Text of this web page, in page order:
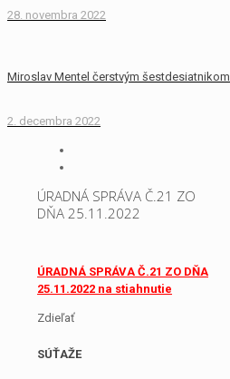
28. novembra 2022
Miroslav Mentel čerstvým šestdesiatnikom
2. decembra 2022
ÚRADNÁ SPRÁVA Č.21 ZO
DŇA 25.11.2022
ÚRADNÁ SPRÁVA Č.21 ZO DŇA
25.11.2022 na stiahnutie
Zdieľať
SÚŤAŽE